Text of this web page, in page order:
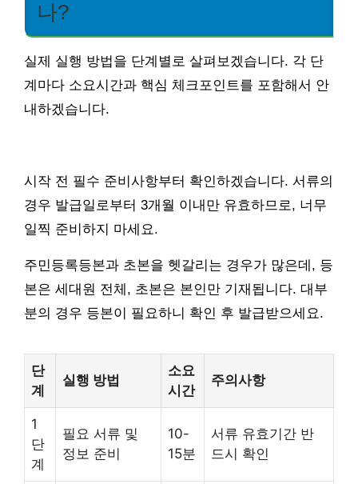
나?
실제 실행 방법을 단계별로 살펴보겠습니다. 각 단
계마다 소요시간과 핵심 체크포인트를 포함해서 안
내하겠습니다.
시작 전 필수 준비사항부터 확인하겠습니다. 서류의
경우 발급일로부터 3개월 이내만 유효하므로, 너무
일찍 준비하지 마세요.
주민등록등본과 초본을 헷갈리는 경우가 많은데, 등
본은 세대원 전체, 초본은 본인만 기재됩니다. 대부
분의 경우 등본이 필요하니 확인 후 발급받으세요.
단
계
실행 방법
소요
시간
주의사항
1
단
계
필요 서류 및
정보 준비
10-
15분
서류 유효기간 반
드시 확인